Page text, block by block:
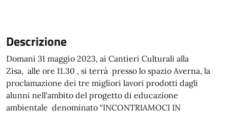
Descrizione
Domani 31 maggio 2023, ai Cantieri Culturali alla
Zisa, alle ore 11.30 , si terrà presso lo spazio Averna, la
proclamazione dei tre migliori lavori prodotti dagli
alunni nell'ambito del progetto di educazione
ambientale denominato “INCONTRIAMOCI IN